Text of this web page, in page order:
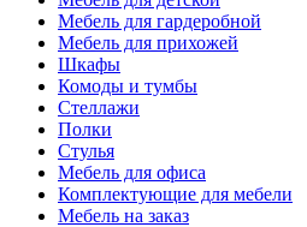
Мебель для гардеробной
Мебель для прихожей
Шкафы
Комоды и тумбы
Стеллажи
Полки
Стулья
Мебель для офиса
Комплектующие для мебели
Мебель на заказ